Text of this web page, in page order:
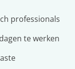
professionals
te werken